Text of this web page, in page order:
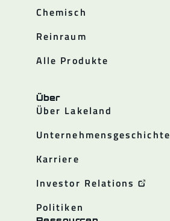
Chemisch
Reinraum
Alle Produkte
Über
Über Lakeland
Unternehmensgeschichte
Karriere
Investor Relations
Politiken